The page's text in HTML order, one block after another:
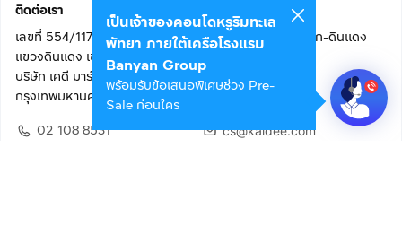
ติดต่อเรา
เลขที่ 554/117 อาคารสกายไนน์ เซ็นเตอร์ ชั้น 22 ถนนอโศก-ดินแดง
แขวงดินแดง เขตดินแดง
บริษัท เคดี มาร์เก็ตเพลส จำกัด (สำนักงานใหญ่)
กรุงเทพมหานคร 10400
02 108 8531
cs@kaidee.com
เป็นเจ้าของคอนโดหรูริมทะเล
พัทยา ภายใต้เครือโรงแรม
Banyan Group
พร้อมรับข้อเสนอพิเศษช่วง Pre-
Sale ก่อนใคร